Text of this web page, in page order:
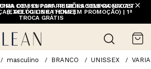
COM CUPOM PRIMEIRACOMPRA (EXCETO
RELÓGIOS E ITENS EM PROMOÇÃO) | 1ª
TROCA GRÁTIS
DE 399 PARA REGIÕES SELECIONADAS
(EXCETO LINHA HOME)
masculino BRANCO UNISSEX